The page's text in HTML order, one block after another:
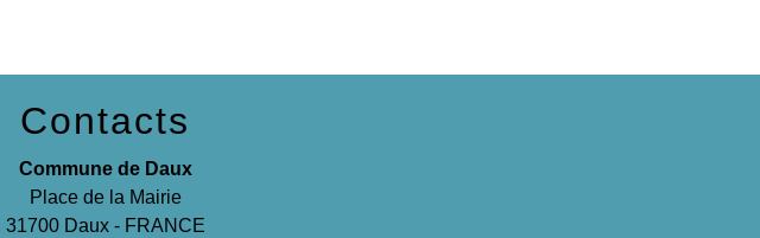
Contacts
Commune de Daux
Place de la Mairie
31700 Daux - FRANCE